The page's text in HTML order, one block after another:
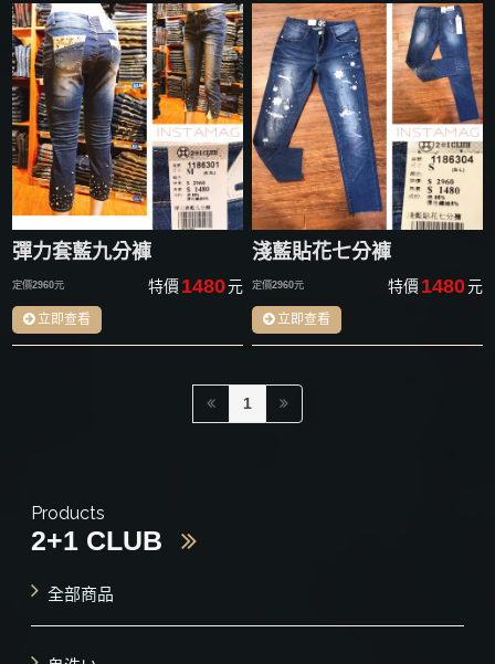
彈力套藍九分褲
定價2960元 特價 1480元
立即查看
淺藍貼花七分褲
定價2960元 特價 1480元
立即查看
1
Products
2+1 CLUB
全部商品